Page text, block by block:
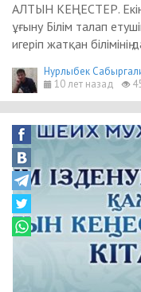
АЛТЫН КЕҢЕСТЕР.
ұғыну Білім талап
игеріп жатқан білімінің
Нурлыбек
10 лет назад